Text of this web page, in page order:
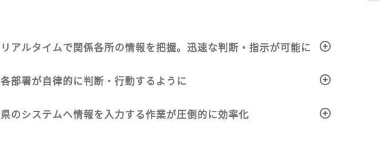
リアルタイムで関係各所の情報を把握。迅速な判断・指示が可能に
各部署が自律的に判断・行動するように
県のシステムへ情報を入力する作業が圧倒的に効率化